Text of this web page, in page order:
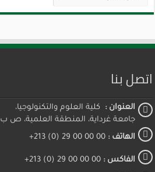
اتصل بنا
العنوان : كلية العلوم والتكنولوجيا،
جامعة غرداية، المنطقة العلمية، ص ب 455، غرداية، 47000، الجزائر
الهاتف : 00 00 00 29 (0) 213+
الفاكس : 00 00 00 29 (0) 213+